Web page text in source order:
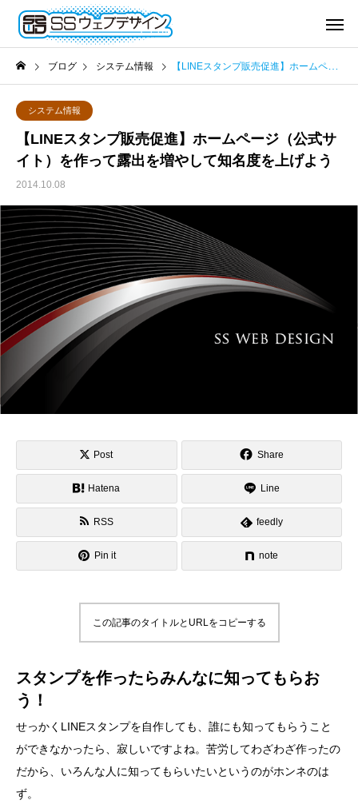
ブログ システム情報 【LINEスタンプ販売促進】ホームページ（公式サイト）を作って露出を増やして知名度を上げよう
システム情報
【LINEスタンプ販売促進】ホームページ（公式サ
イト）を作って露出を増やして知名度を上げよう
2014.10.08
Post Share
Hatena Line
RSS feedly
Pin it note
この記事のタイトルとURLをコピーする
スタンプを作ったらみんなに知ってもらお
う！
せっかくLINEスタンプを自作しても、誰にも知ってもらうこと
ができなかったら、寂しいですよね。苦労してわざわざ作ったの
だから、いろんな人に知ってもらいたいというのがホンネのは
ず。